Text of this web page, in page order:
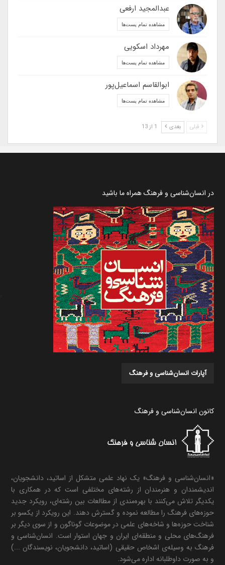
عبدالمجید ارفعی
مشاهده تمام پست‌ها
مهرداد اسکویی
مشاهده تمام پست‌ها
ابوالقاسم اسماعیل‌پور
مشاهده تمام پست‌ها
قبلی بعدی
در انسان‌شناسی و فرهنگ همراه ما باشید
آپارات انسان‌شناسی و فرهنگ
کانون انسان‌شناسی و فرهنگ
«انسان‌شناسی و فرهنگ» یک نهاد علمی متشکل از اساتید، دانشجویان،
اندیشمندان و هنرمندان از رشته‌های مختلفی است که در همکاری با
یکدیگر تلاش می‌کنند با بهره‌مندی از مطالعات بین رشته‌ای، رویکرد جدید
حوزه‌های فرهنگ را مطالعه نموده و گسترش دهند. این رویکرد از یکسو بر
شناخت حوزه‌ها و شاخه‌های علمی در موضوعات گوناگون و از سوی دیگر بر
فرهنگ‌های محلی و منطقه‌ای ایران و جهان استوار است. انسان‌شناسی و
فرهنگ به وسیله‌ی اشخاص حقیقی (اساتید، دانشجویان، نویسندگان ...)
و به صورت داوطلبانه اداره می‌شود.